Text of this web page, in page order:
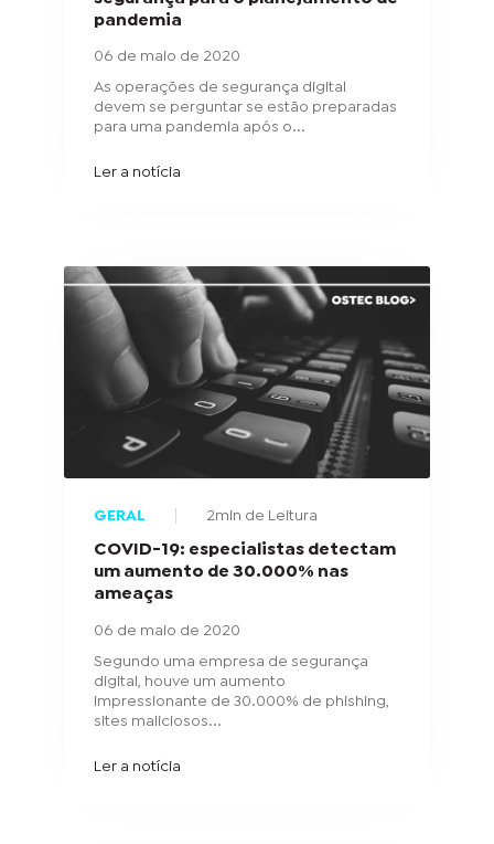
pandemia
06 de maio de 2020
As operações de segurança digital
devem se perguntar se estão preparadas
para uma pandemia após o...
Ler a notícia
GERAL 2min de Leitura
COVID-19: especialistas detectam
um aumento de 30.000% nas
ameaças
06 de maio de 2020
Segundo uma empresa de segurança
digital, houve um aumento
impressionante de 30.000% de phishing,
sites maliciosos...
Ler a notícia